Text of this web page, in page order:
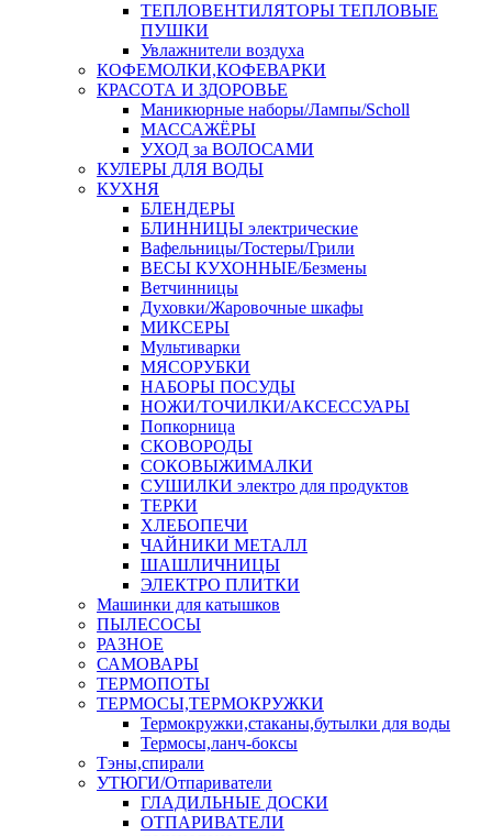
ТЕПЛОВЕНТИЛЯТОРЫ ТЕПЛОВЫЕ
ПУШКИ
Увлажнители воздуха
КОФЕМОЛКИ,КОФЕВАРКИ
КРАСОТА И ЗДОРОВЬЕ
Маникюрные наборы/Лампы/Scholl
МАССАЖЁРЫ
УХОД за ВОЛОСАМИ
КУЛЕРЫ ДЛЯ ВОДЫ
КУХНЯ
БЛЕНДЕРЫ
БЛИННИЦЫ электрические
Вафельницы/Тостеры/Грили
ВЕСЫ КУХОННЫЕ/Безмены
Ветчинницы
Духовки/Жаровочные шкафы
МИКСЕРЫ
Мультиварки
МЯСОРУБКИ
НАБОРЫ ПОСУДЫ
НОЖИ/ТОЧИЛКИ/АКСЕССУАРЫ
Попкорница
СКОВОРОДЫ
СОКОВЫЖИМАЛКИ
СУШИЛКИ электро для продуктов
ТЕРКИ
ХЛЕБОПЕЧИ
ЧАЙНИКИ МЕТАЛЛ
ШАШЛИЧНИЦЫ
ЭЛЕКТРО ПЛИТКИ
Машинки для катышков
ПЫЛЕСОСЫ
РАЗНОЕ
САМОВАРЫ
ТЕРМОПОТЫ
ТЕРМОСЫ,ТЕРМОКРУЖКИ
Термокружки,стаканы,бутылки для воды
Термосы,ланч-боксы
Тэны,спирали
УТЮГИ/Отпариватели
ГЛАДИЛЬНЫЕ ДОСКИ
ОТПАРИВАТЕЛИ